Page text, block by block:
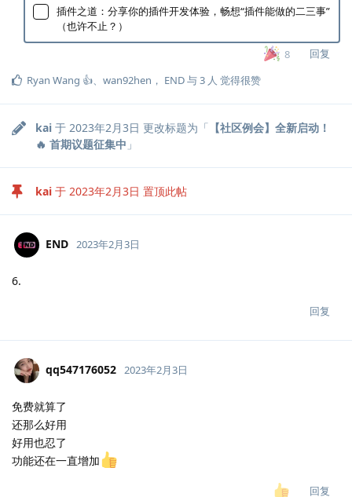
插件之道：分享你的插件开发体验，畅想“插件能做的二三事”
（也许不止？）
8
回复
Ryan Wang 👍、 wan92hen ， END与3 人 觉得很赞
kai 于 2023年2月3日 更改标题为「 【社区例会】全新启动！
🔥 首期议题征集中 」
kai 于 2023年2月3日 置顶此帖
END 2023年2月3日
6.
回复
qq547176052 2023年2月3日
免费就算了
还那么好用
好用也忍了
功能还在一直增加
回复